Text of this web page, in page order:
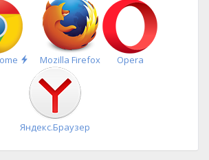
Быстрая
установка
Mozilla Firefox Opera
Яндекс.Браузер